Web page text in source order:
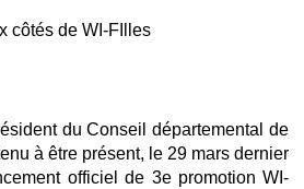
côtés de WI-FIlles
duConseil départemental de
à être présent, le 29 mars dernier
officiel de 3e promotion WI-